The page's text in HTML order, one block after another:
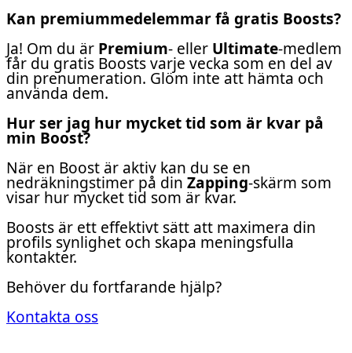
Kan premiummedelemmar få gratis Boosts?
Ja! Om du är Premium- eller Ultimate-medlem
får du gratis Boosts varje vecka som en del av
din prenumeration. Glöm inte att hämta och
använda dem.
Hur ser jag hur mycket tid som är kvar på
min Boost?
När en Boost är aktiv kan du se en
nedräkningstimer på din Zapping-skärm som
visar hur mycket tid som är kvar.
Boosts är ett effektivt sätt att maximera din
profils synlighet och skapa meningsfulla
kontakter.
Behöver du fortfarande hjälp?
Kontakta oss